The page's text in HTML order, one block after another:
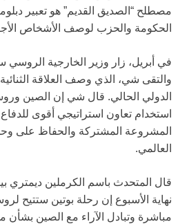
مصطلح “الصديق القديم” هو تعبير
الحكومة والحزب لوصف الأشخاص
في أبريل، زار وزير الخارجية
والتقى شي، الذي وصف العلاقة الثنائية
الدولي الحالي. قال شي إن الصين
استخدام تعاون استراتيجي أقوى
المشروعة المشتركة والحفاظ على
العالمي.
قال المتحدث باسم الكرملين
نهاية الأسبوع إن رحلة بوتين ستتيح
مباشرة وتبادل الآراء مع الصين بشأن